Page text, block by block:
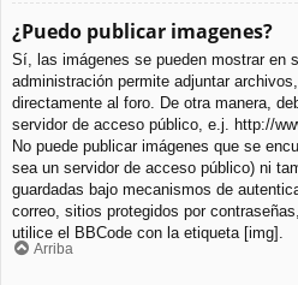
¿Puedo publicar imagenes?
Sí, las imágenes se pueden mostrar en
administración permite adjuntar
directamente al foro. De otra manera,
servidor de acceso público, e.j. http://
No puede publicar imágenes que se
sea un servidor de acceso público) ni
guardadas bajo mecanismos de
correo, sitios protegidos por
utilice el BBCode con la etiqueta [img].
Arriba